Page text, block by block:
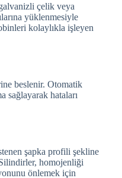
çelik veya
yüklenmesiyle
kolaylıkla işleyen
beslenir. Otomatik
sağlayarak hataları
şapka profili şekline
homojenliği
önlemek için